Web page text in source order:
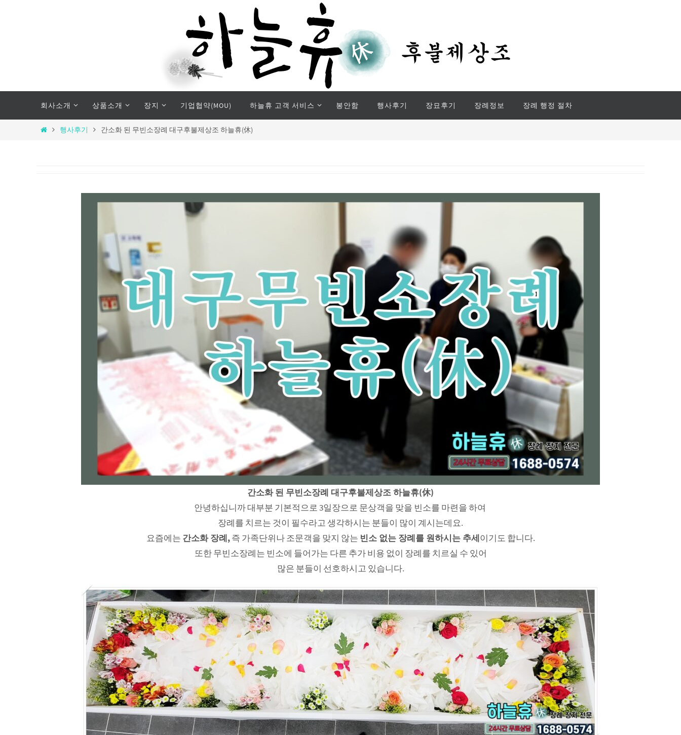
content
회사소개 상품소개 장지 기업협약(MOU) 하늘휴 고객 서비스 봉안함 행사후기 장묘후기 장례정보 장례 행정 절차
Home행사후기 간소화 된 무빈소장례 대구후불제상조 하늘휴(休)
간소화 된 무빈소장례 대구후불제상조 하늘휴(休)
안녕하십니까 대부분 기본적으로 3일장으로 문상객을 맞을 빈소를 마련을 하여
장례를 치르는 것이 필수라고 생각하시는 분들이 많이 계시는데요.
요즘에는 간소화 장례,즉 가족단위나 조문객을 맞지 않는 빈소 없는 장례를 원하시는 추세이기도 합니다.
또한 무빈소장례는 빈소에 들어가는 다른 추가 비용 없이 장례를 치르실 수 있어
많은 분들이 선호하시고 있습니다.